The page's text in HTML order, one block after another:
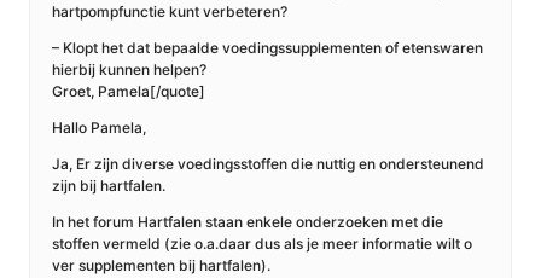
hartpompfunctie kunt verbeteren?
– Klopt het dat bepaalde voedingssupplementen of etenswaren
hierbij kunnen helpen?
Groet, Pamela[/quote]
Hallo Pamela,
Ja, Er zijn diverse voedingsstoffen die nuttig en ondersteunend
zijn bij hartfalen.
In het forum Hartfalen staan enkele onderzoeken met die
stoffen vermeld (zie o.a.daar dus als je meer informatie wilt o
ver supplementen bij hartfalen).